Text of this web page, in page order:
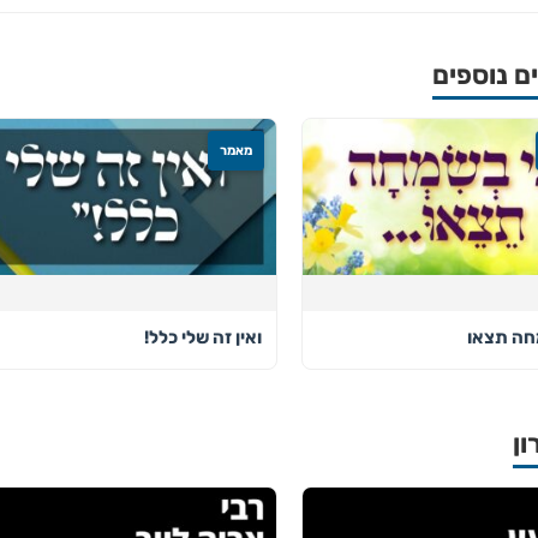
נוספים
תצאו
מאמר
ואין זה שלי כלל!